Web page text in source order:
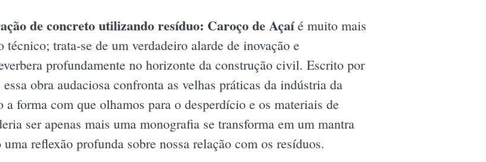
de concreto utilizando resíduo: Caroço de Açaíé muito mais
técnico; trata-se de um verdadeiro alarde de inovação e
profundamente no horizonte da construção civil. Escrito por
obra audaciosa confronta as velhas práticas da indústria da
a forma com que olhamos para o desperdício e os materiais de
ser apenas mais uma monografia se transforma em um mantra
reflexão profunda sobre nossa relação com os resíduos.